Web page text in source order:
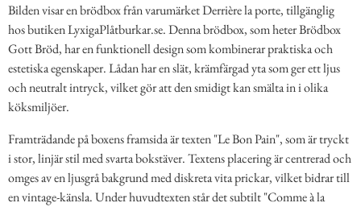
Bilden visar en brödbox från varumärket Derrière la porte, tillgänglig
hos butiken LyxigaPlåtburkar.se. Denna brödbox, som heter Brödbox
Gott Bröd, har en funktionell design som kombinerar praktiska och
estetiska egenskaper. Lådan har en slät, krämfärgad yta som ger ett ljus
och neutralt intryck, vilket gör att den smidigt kan smälta in i olika
köksmiljöer.
Framträdande på boxens framsida är texten "Le Bon Pain", som är tryckt
i stor, linjär stil med svarta bokstäver. Textens placering är centrerad och
omges av en ljusgrå bakgrund med diskreta vita prickar, vilket bidrar till
en vintage-känsla. Under huvudtexten står det subtilt "Comme à la